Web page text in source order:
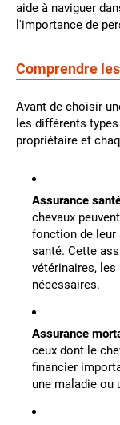
aide à naviguer
l'importance de
Comprendre
Avant de choisir
les différents
propriétaire et
Assurance
chevaux
fonction de leur
santé. Cette
vétérinaires,
nécessaires.
Assurance
ceux dont le
financier
une maladie ou